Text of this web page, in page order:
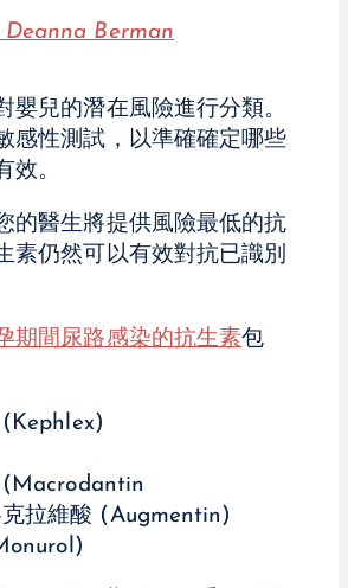
Deanna Berman
嬰兒的潛在風險進行分類。
感性測試，以準確確定哪些
效。
的醫生將提供風險最低的抗
素仍然可以有效對抗已識別
期間尿路感染的抗生素包
克拉維酸 (Augmentin)